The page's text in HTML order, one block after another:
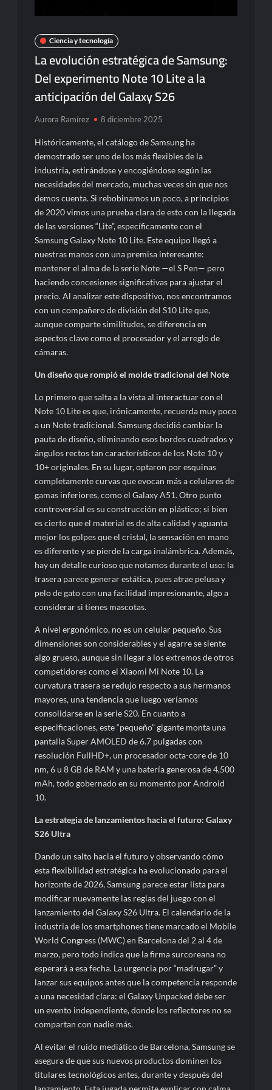
Ciencia y tecnología
La evolución estratégica de Samsung:
Del experimento Note 10 Lite a la
anticipación del Galaxy S26
Aurora Ramírez 8 diciembre 2025
Históricamente, el catálogo de Samsung ha
demostrado ser uno de los más flexibles de la
industria, estirándose y encogiéndose según las
necesidades del mercado, muchas veces sin que nos
demos cuenta. Si rebobinamos un poco, a principios
de 2020 vimos una prueba clara de esto con la llegada
de las versiones “Lite”, específicamente con el
Samsung Galaxy Note 10 Lite. Este equipo llegó a
nuestras manos con una premisa interesante:
mantener el alma de la serie Note —el S Pen— pero
haciendo concesiones significativas para ajustar el
precio. Al analizar este dispositivo, nos encontramos
con un compañero de división del S10 Lite que,
aunque comparte similitudes, se diferencia en
aspectos clave como el procesador y el arreglo de
cámaras.
Un diseño que rompió el molde tradicional del Note
Lo primero que salta a la vista al interactuar con el
Note 10 Lite es que, irónicamente, recuerda muy poco
a un Note tradicional. Samsung decidió cambiar la
pauta de diseño, eliminando esos bordes cuadrados y
ángulos rectos tan característicos de los Note 10 y
10+ originales. En su lugar, optaron por esquinas
completamente curvas que evocan más a celulares de
gamas inferiores, como el Galaxy A51. Otro punto
controversial es su construcción en plástico; si bien
es cierto que el material es de alta calidad y aguanta
mejor los golpes que el cristal, la sensación en mano
es diferente y se pierde la carga inalámbrica. Además,
hay un detalle curioso que notamos durante el uso: la
trasera parece generar estática, pues atrae pelusa y
pelo de gato con una facilidad impresionante, algo a
considerar si tienes mascotas.
A nivel ergonómico, no es un celular pequeño. Sus
dimensiones son considerables y el agarre se siente
algo grueso, aunque sin llegar a los extremos de otros
competidores como el Xiaomi Mi Note 10. La
curvatura trasera se redujo respecto a sus hermanos
mayores, una tendencia que luego veríamos
consolidarse en la serie S20. En cuanto a
especificaciones, este “pequeño” gigante monta una
pantalla Super AMOLED de 6.7 pulgadas con
resolución FullHD+, un procesador octa-core de 10
nm, 6 u 8 GB de RAM y una batería generosa de 4,500
mAh, todo gobernado en su momento por Android
10.
La estrategia de lanzamientos hacia el futuro: Galaxy
S26 Ultra
Dando un salto hacia el futuro y observando cómo
esta flexibilidad estratégica ha evolucionado para el
horizonte de 2026, Samsung parece estar lista para
modificar nuevamente las reglas del juego con el
lanzamiento del Galaxy S26 Ultra. El calendario de la
industria de los smartphones tiene marcado el Mobile
World Congress (MWC) en Barcelona del 2 al 4 de
marzo, pero todo indica que la firma surcoreana no
esperará a esa fecha. La urgencia por “madrugar” y
lanzar sus equipos antes que la competencia responde
a una necesidad clara: el Galaxy Unpacked debe ser
un evento independiente, donde los reflectores no se
compartan con nadie más.
Al evitar el ruido mediático de Barcelona, Samsung se
asegura de que sus nuevos productos dominen los
titulares tecnológicos antes, durante y después del